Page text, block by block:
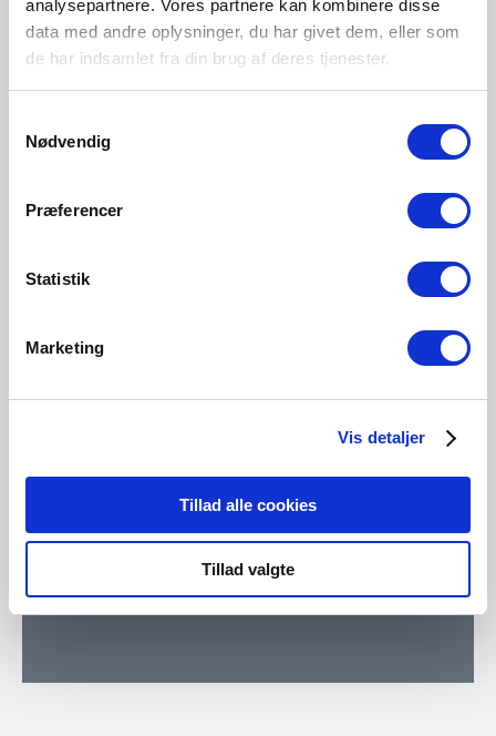
analysepartnere. Vores partnere kan kombinere disse
data med andre oplysninger, du har givet dem, eller som
de har indsamlet fra din brug af deres tjenester.
Nødvendig
Præferencer
Statistik
Marketing
Vis detaljer
Tillad alle cookies
Tillad valgte
Indeholder FSC®-certificeret* materiale
certificerede produkter kommer fra ansvarligt skovbrug
skovhugst sker på en miljørigtig måde, og at
skovryddede områder genplantes.
*(FSC®-C124559)